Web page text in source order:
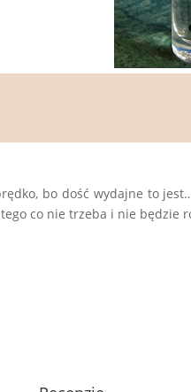
bo dość wydajne to
co nie trzeba i nie będzie